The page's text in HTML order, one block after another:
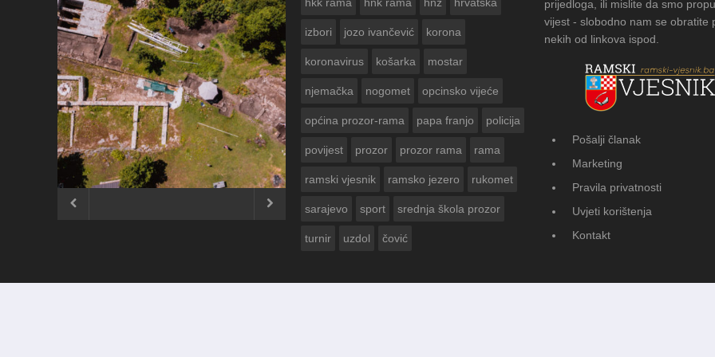
ČESTITKA RAMSKOG VJESNIKA ZA
USKRS 2023. GODINE
FOTOGALERIJA: Čuvanje običaja u
 
izbori jozo ivančević korona
koronavirus košarka mostar
njemačka nogomet opcinsko vijeće
općina prozor-rama papa franjo policija
povijest prozor prozor rama rama
ramski vjesnik ramsko jezero rukomet
sarajevo sport srednja škola prozor
turnir uzdol čović
prijedloga, ili mislite da smo
vijest - slobodno nam se obratite
nekih od linkova ispod.
Pošalji članak
Marketing
Pravila privatnosti
Uvjeti korištenja
Kontakt